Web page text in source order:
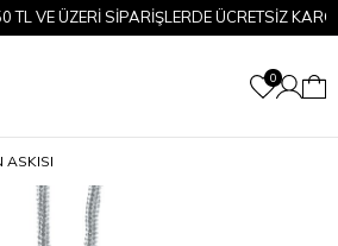
VE ÜZERİ SİPARİŞLERDE ÜCRETSİZ KARGO!
0
ASKISI